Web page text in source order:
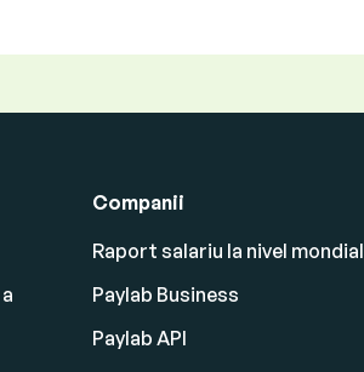
Companii
Raport salariu la nivel mondial
Paylab Business
Paylab API